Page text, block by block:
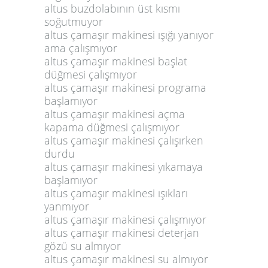
altus buzdolabının üst kısmı
soğutmuyor
altus çamaşır makinesi ışığı yanıyor
ama çalışmıyor
altus çamaşır makinesi başlat
düğmesi çalışmıyor
altus çamaşır makinesi programa
başlamıyor
altus çamaşır makinesi açma
kapama düğmesi çalışmıyor
altus çamaşır makinesi çalışırken
durdu
altus çamaşır makinesi yıkamaya
başlamıyor
altus çamaşır makinesi ışıkları
yanmıyor
altus çamaşır makinesi çalışmıyor
altus çamaşır makinesi deterjan
gözü su almıyor
altus çamaşır makinesi su almıyor